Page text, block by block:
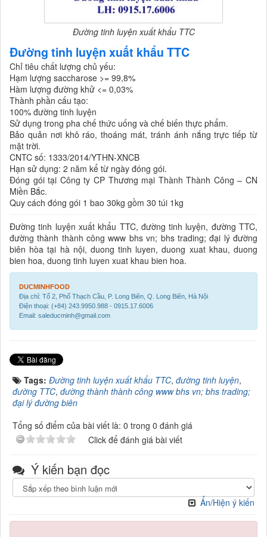
Đường tinh luyện xuất khẩu TTC
Đường tinh luyện xuất khẩu TTC
Chỉ tiêu chất lượng chủ yếu:
Hạm lượng saccharose >= 99,8%
Hàm lượng đường khử <= 0,03%
Thành phần cấu tạo:
100% đường tinh luyện
Sử dụng trong pha chế thức uống và chế biến thực phẩm.
Bảo quản nơi khô ráo, thoáng mát, tránh ánh nắng trực tiếp từ
mặt trời.
CNTC số: 1333/2014/YTHN-XNCB
Hạn sử dụng: 2 năm kể từ ngày đóng gói.
Đóng gói tại Công ty CP Thương mại Thành Thành Công – CN
Miền Bắc.
Quy cách đóng gói 1 bao 30kg gồm 30 túi 1kg
Đường tinh luyện xuất khẩu TTC, đường tinh luyện, đường TTC,
đường thành thành công www bhs vn; bhs trading; đại lý đường
biên hòa tại hà nội, duong tinh luyen, duong xuat khau, duong
bien hoa, duong tinh luyen xuat khau bien hoa.
DUCMINHFOOD
Địa chỉ: Tổ 2, Phố Thạch Cầu, P. Long Biên, Q. Long Biên, Hà Nội
Điện thoại: (+84) 243.9950.988 - 0915.17.6006
Email: saleducminh@gmail.com
Tags: Đường tinh luyện xuất khẩu TTC, đường tinh luyện,
đường TTC, đường thành thành công www bhs vn; bhs trading;
đại lý đường biên
Tổng số điểm của bài viết là: 0 trong 0 đánh giá
Click để đánh giá bài viết
Ý kiến bạn đọc
Ẩn/Hiện ý kiến